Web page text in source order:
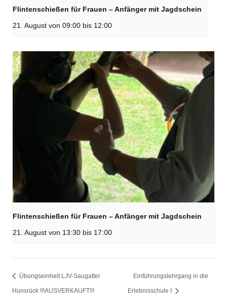
Flintenschießen für Frauen – Anfänger mit Jagdschein
21. August von 09:00 bis 12:00
Flintenschießen für Frauen – Anfänger mit Jagdschein
21. August von 13:30 bis 17:00
Übungseinheit LJV-Saugatter
Hunsrück !!!AUSVERKAUFT!!!
Einführungslehrgang in die
Erlebnisschule I